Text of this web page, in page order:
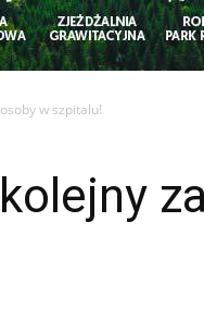
w szpitalu!